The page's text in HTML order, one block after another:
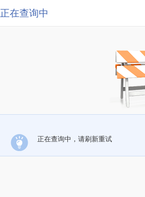
正在查询中
正在查询中，请刷新重试